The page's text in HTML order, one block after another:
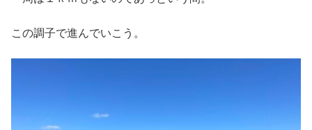
この調子で進んでいこう。